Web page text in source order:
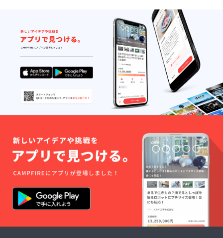
のこと
は、本
プロ
ジェク
トのリ
ターン
につい
ても同
様で
す。